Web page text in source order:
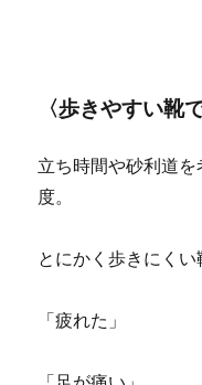
〈歩きやすい靴で
立ち時間や砂利道
度。
とにかく歩きにくい
「疲れた」